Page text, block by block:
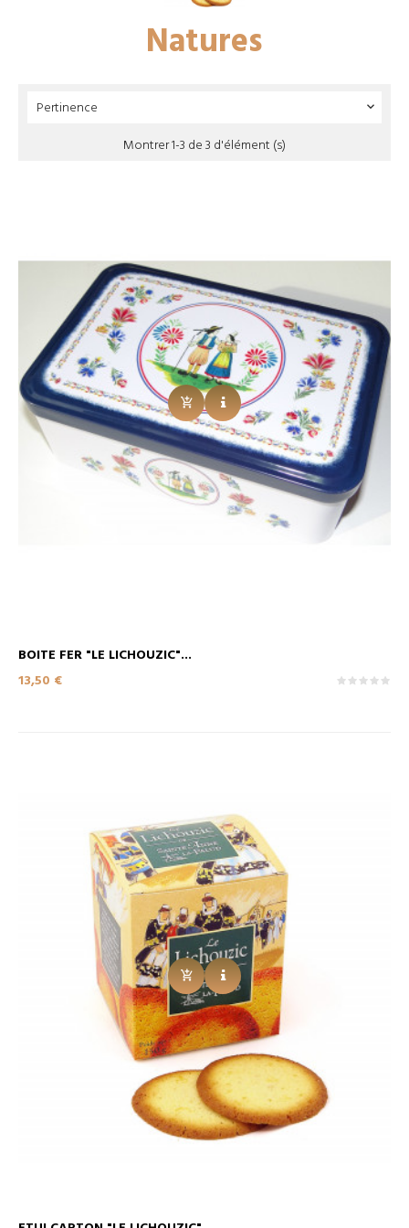
Natures
Pertinence 
Montrer 1-3 de 3 d'élément (s)
BOITE FER "LE LICHOUZIC"...
Prix
13,50 €